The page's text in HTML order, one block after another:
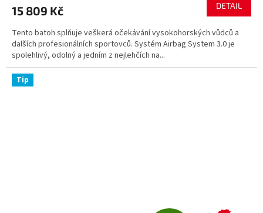
A
15 809 Kč DETAIL
Tento batoh splňuje veškerá očekávání vysokohorských vůdců a
dalších profesionálních sportovců. Systém Airbag System 3.0 je
spolehlivý, odolný a jedním z nejlehčích na...
Tip